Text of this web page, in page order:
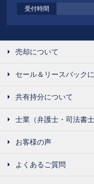
受付時間
売却について
セール＆リースバック
共有持分について
士業（弁護士・司法書
お客様の声
よくあるご質問